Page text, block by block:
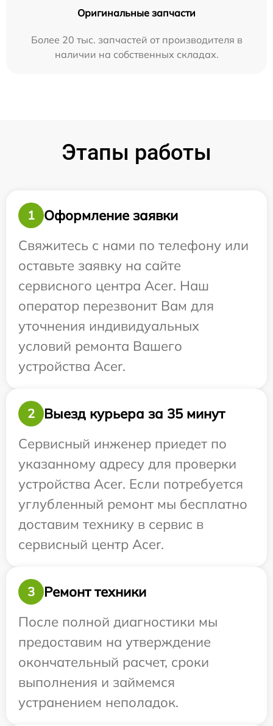
Оригинальные запчасти
Более 20 тыс. запчастей от производителя в
наличии на собственных складах.
Этапы работы
1
Оформление заявки
Свяжитесь с нами по телефону или
оставьте заявку на сайте
сервисного центра Acer. Наш
оператор перезвонит Вам для
уточнения индивидуальных
условий ремонта Вашего
устройства Acer.
2
Выезд курьера за 35 минут
Сервисный инженер приедет по
указанному адресу для проверки
устройства Acer. Если потребуется
углубленный ремонт мы бесплатно
доставим технику в сервис в
сервисный центр Acer.
3
Ремонт техники
После полной диагностики мы
предоставим на утверждение
окончательный расчет, сроки
выполнения и займемся
устранением неполадок.